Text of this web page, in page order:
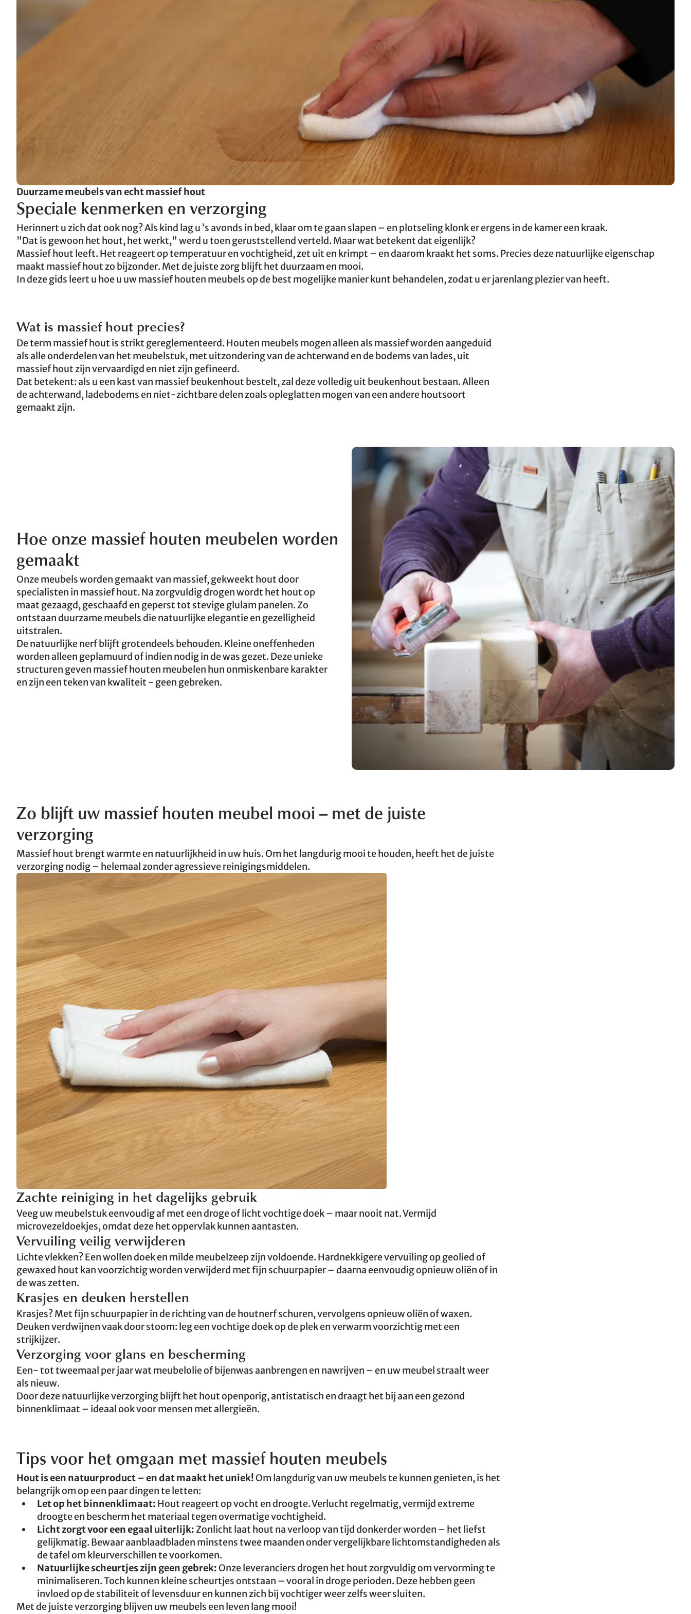
Duurzame meubels van echt massief hout
Speciale kenmerken en verzorging
Herinnert u zich dat ook nog? Als kind lag u ’s avonds in bed, klaar om te gaan slapen – en plotseling klonk er ergens in de kamer een kraak.
"Dat is gewoon het hout, het werkt," werd u toen geruststellend verteld. Maar wat betekent dat eigenlijk?
Massief hout leeft. Het reageert op temperatuur en vochtigheid, zet uit en krimpt – en daarom kraakt het soms. Precies deze natuurlijke eigenschap
maakt massief hout zo bijzonder. Met de juiste zorg blijft het duurzaam en mooi.
In deze gids leert u hoe u uw massief houten meubels op de best mogelijke manier kunt behandelen, zodat u er jarenlang plezier van heeft.
Wat is massief hout precies?
De term massief hout is strikt gereglementeerd. Houten meubels mogen alleen als massief worden aangeduid
als alle onderdelen van het meubelstuk, met uitzondering van de achterwand en de bodems van lades, uit
massief hout zijn vervaardigd en niet zijn gefineerd.
Dat betekent: als u een kast van massief beukenhout bestelt, zal deze volledig uit beukenhout bestaan. Alleen
de achterwand, ladebodems en niet-zichtbare delen zoals opleglatten mogen van een andere houtsoort
gemaakt zijn.
Hoe onze massief houten meubelen worden
gemaakt
Onze meubels worden gemaakt van massief, gekweekt hout door
specialisten in massief hout. Na zorgvuldig drogen wordt het hout op
maat gezaagd, geschaafd en geperst tot stevige glulam panelen. Zo
ontstaan duurzame meubels die natuurlijke elegantie en gezelligheid
uitstralen.
De natuurlijke nerf blijft grotendeels behouden. Kleine oneffenheden
worden alleen geplamuurd of indien nodig in de was gezet. Deze unieke
structuren geven massief houten meubelen hun onmiskenbare karakter
en zijn een teken van kwaliteit - geen gebreken.
Zo blijft uw massief houten meubel mooi – met de juiste
verzorging
Massief hout brengt warmte en natuurlijkheid in uw huis. Om het langdurig mooi te houden, heeft het de juiste
verzorging nodig – helemaal zonder agressieve reinigingsmiddelen.
Zachte reiniging in het dagelijks gebruik
Veeg uw meubelstuk eenvoudig af met een droge of licht vochtige doek – maar nooit nat. Vermijd
microvezeldoekjes, omdat deze het oppervlak kunnen aantasten.
Vervuiling veilig verwijderen
Lichte vlekken? Een wollen doek en milde meubelzeep zijn voldoende. Hardnekkigere vervuiling op geolied of
gewaxed hout kan voorzichtig worden verwijderd met fijn schuurpapier – daarna eenvoudig opnieuw oliën of in
de was zetten.
Krasjes en deuken herstellen
Krasjes? Met fijn schuurpapier in de richting van de houtnerf schuren, vervolgens opnieuw oliën of waxen.
Deuken verdwijnen vaak door stoom: leg een vochtige doek op de plek en verwarm voorzichtig met een
strijkijzer.
Verzorging voor glans en bescherming
Een- tot tweemaal per jaar wat meubelolie of bijenwas aanbrengen en nawrijven – en uw meubel straalt weer
als nieuw.
Door deze natuurlijke verzorging blijft het hout openporig, antistatisch en draagt het bij aan een gezond
binnenklimaat – ideaal ook voor mensen met allergieën.
Tips voor het omgaan met massief houten meubels
Hout is een natuurproduct – en dat maakt het uniek!Om langdurig van uw meubels te kunnen genieten, is het
belangrijk om op een paar dingen te letten:
Let op het binnenklimaat: Hout reageert op vocht en droogte. Verlucht regelmatig, vermijd extreme
droogte en bescherm het materiaal tegen overmatige vochtigheid.
Licht zorgt voor een egaal uiterlijk:Zonlicht laat hout na verloop van tijd donkerder worden – het liefst
gelijkmatig. Bewaar aanblaadbladen minstens twee maanden onder vergelijkbare lichtomstandigheden als
de tafel om kleurverschillen te voorkomen.
Natuurlijke scheurtjes zijn geen gebrek:Onze leveranciers drogen het hout zorgvuldig om vervorming te
minimaliseren. Toch kunnen kleine scheurtjes ontstaan – vooral in droge perioden. Deze hebben geen
invloed op de stabiliteit of levensduur en kunnen zich bij vochtiger weer zelfs weer sluiten.
Met de juiste verzorging blijven uw meubels een leven lang mooi!